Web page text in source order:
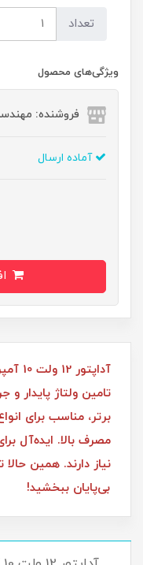
تعداد
ویژگی‌های محصول
فروشنده:
آماده ارسال
تامین ولتاژ پایدار و
برتر، مناسب برای
مصرف بالا. ایده‌آل
نیاز دارند. همین
بی‌پایان ببخشید!